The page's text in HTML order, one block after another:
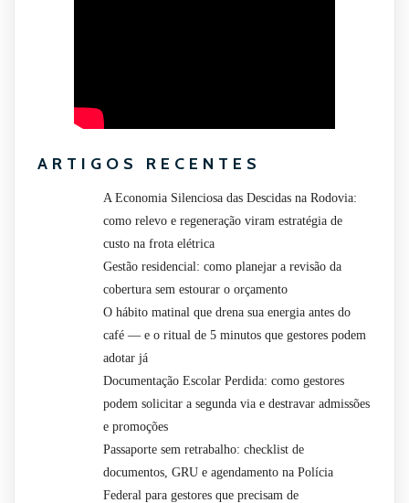
ARTIGOS RECENTES
A Economia Silenciosa das Descidas na Rodovia:
como relevo e regeneração viram estratégia de
custo na frota elétrica
Gestão residencial: como planejar a revisão da
cobertura sem estourar o orçamento
O hábito matinal que drena sua energia antes do
café — e o ritual de 5 minutos que gestores podem
adotar já
Documentação Escolar Perdida: como gestores
podem solicitar a segunda via e destravar admissões
e promoções
Passaporte sem retrabalho: checklist de
documentos, GRU e agendamento na Polícia
Federal para gestores que precisam de